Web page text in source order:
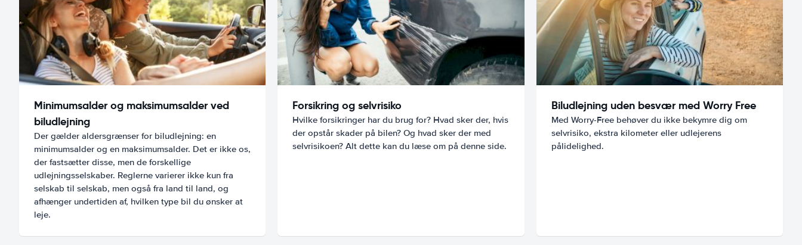
Minimumsalder og maksimumsalder ved
biludlejning
Der gælder aldersgrænser for biludlejning: en
minimumsalder og en maksimumsalder. Det er ikke os,
der fastsætter disse, men de forskellige
udlejningsselskaber. Reglerne varierer ikke kun fra
selskab til selskab, men også fra land til land, og
afhænger undertiden af, hvilken type bil du ønsker at
leje.
Forsikring og selvrisiko
Hvilke forsikringer har du brug for? Hvad sker der, hvis
der opstår skader på bilen? Og hvad sker der med
selvrisikoen? Alt dette kan du læse om på denne side.
Biludlejning uden besvær med Worry Free
Med Worry-Free behøver du ikke bekymre dig om
selvrisiko, ekstra kilometer eller udlejerens
pålidelighed.